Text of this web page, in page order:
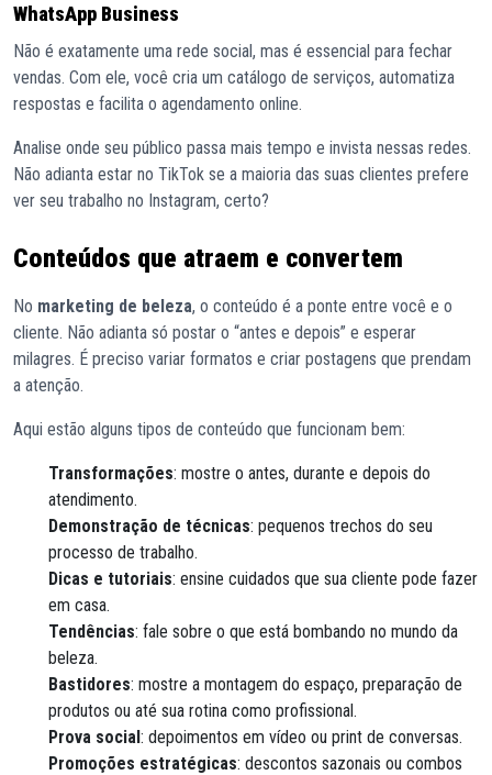
WhatsApp Business
Não é exatamente uma rede social, mas é essencial para fechar
vendas. Com ele, você cria um catálogo de serviços, automatiza
respostas e facilita o agendamento online.
Analise onde seu público passa mais tempo e invista nessas redes.
Não adianta estar no TikTok se a maioria das suas clientes prefere
ver seu trabalho no Instagram, certo?
Conteúdos que atraem e convertem
No marketing de beleza, o conteúdo é a ponte entre você e o
cliente. Não adianta só postar o “antes e depois” e esperar
milagres. É preciso variar formatos e criar postagens que prendam
a atenção.
Aqui estão alguns tipos de conteúdo que funcionam bem:
Transformações: mostre o antes, durante e depois do
atendimento.
Demonstração de técnicas: pequenos trechos do seu
processo de trabalho.
Dicas e tutoriais: ensine cuidados que sua cliente pode fazer
em casa.
Tendências: fale sobre o que está bombando no mundo da
beleza.
Bastidores: mostre a montagem do espaço, preparação de
produtos ou até sua rotina como profissional.
Prova social: depoimentos em vídeo ou print de conversas.
Promoções estratégicas: descontos sazonais ou combos